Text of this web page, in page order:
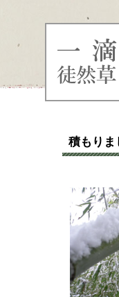
積もりま